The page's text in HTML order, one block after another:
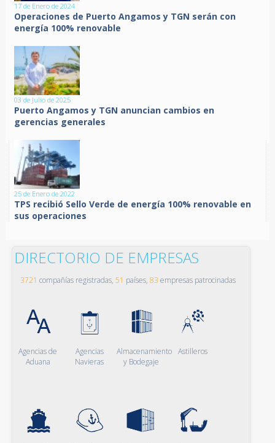
17 de Enero de 2024
Operaciones de Puerto Angamos y TGN serán con
energía 100% renovable
03 de Julio de 2025
Puerto Angamos y TGN anuncian cambios en
gerencias generales
25 de Enero de 2022
TPS recibió Sello Verde de energía 100% renovable en
sus operaciones
DIRECTORIO DE EMPRESAS
3721 compañías registradas, 51 países, 83 empresas patrocinadas
Agencias de
Aduana
Agencias
Navieras
Almacenamiento
y Bodegaje
Astilleros